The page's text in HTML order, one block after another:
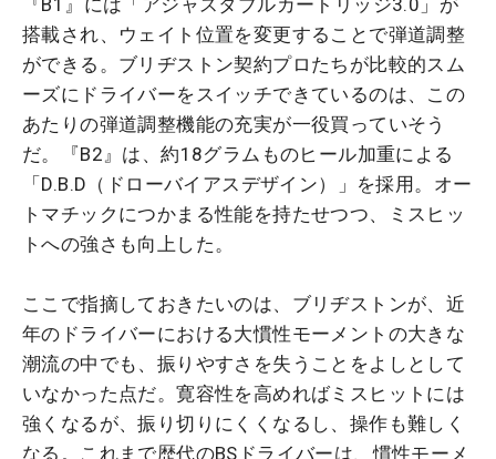
『B1』には「アジャスタブルカートリッジ3.0」が
搭載され、ウェイト位置を変更することで弾道調整
ができる。ブリヂストン契約プロたちが比較的スム
ーズにドライバーをスイッチできているのは、この
あたりの弾道調整機能の充実が一役買っていそう
だ。『B2』は、約18グラムものヒール加重による
「D.B.D（ドローバイアスデザイン）」を採用。オー
トマチックにつかまる性能を持たせつつ、ミスヒッ
トへの強さも向上した。
ここで指摘しておきたいのは、ブリヂストンが、近
年のドライバーにおける大慣性モーメントの大きな
潮流の中でも、振りやすさを失うことをよしとして
いなかった点だ。寛容性を高めればミスヒットには
強くなるが、振り切りにくくなるし、操作も難しく
なる。これまで歴代のBSドライバーは、慣性モーメ